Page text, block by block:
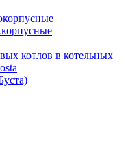
котлов в котельных